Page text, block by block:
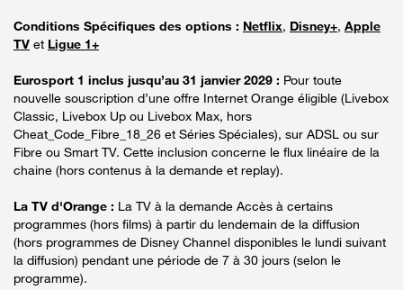
Conditions Spécifiques des options : Netflix, Disney+, Apple
TV et Ligue 1+
Eurosport 1 inclus jusqu’au 31 janvier 2029 : Pour toute
nouvelle souscription d’une offre Internet Orange éligible (Livebox
Classic, Livebox Up ou Livebox Max, hors
Cheat_Code_Fibre_18_26 et Séries Spéciales), sur ADSL ou sur
Fibre ou Smart TV. Cette inclusion concerne le flux linéaire de la
chaine (hors contenus à la demande et replay).
La TV d'Orange : La TV à la demande Accès à certains
programmes (hors films) à partir du lendemain de la diffusion
(hors programmes de Disney Channel disponibles le lundi suivant
la diffusion) pendant une période de 7 à 30 jours (selon le
programme).